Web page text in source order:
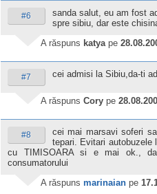
#6
sanda salut, eu am fost
spre sibiu, dar este
A răspuns katya pe
#7 cei admisi la Sibiu,da-ti
A răspuns Cory pe
#8
cei mai marsavi soferi
tepari. Evitari autobuzele
cu TIMISOARA si e mai ok.,
consumatorului
A răspuns marinaian pe